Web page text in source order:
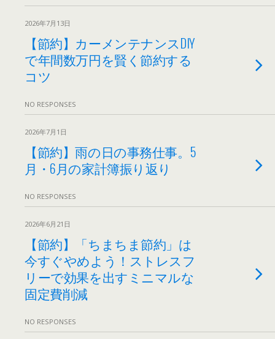
2026年7月13日
【節約】カーメンテナンスDIY
で年間数万円を賢く節約する
コツ
NO RESPONSES
2026年7月1日
【節約】雨の日の事務仕事。5
月・6月の家計簿振り返り
NO RESPONSES
2026年6月21日
【節約】「ちまちま節約」は
今すぐやめよう！ストレスフ
リーで効果を出すミニマルな
固定費削減
NO RESPONSES